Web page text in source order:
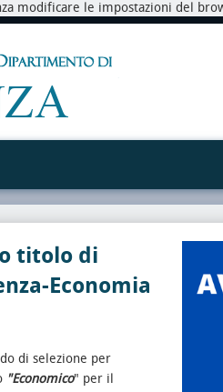
modificare le impostazioni del
titolo di
Economia
di selezione per
"Economico" per il